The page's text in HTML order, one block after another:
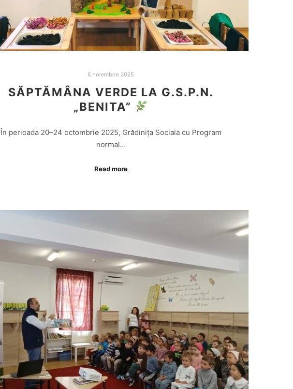
6 noiembrie 2025
SĂPTĂMÂNA VERDE LA G.S.P.N.
„BENITA”
În perioada 20–24 octombrie 2025, Grădinița Sociala cu Program
normal…
Read more